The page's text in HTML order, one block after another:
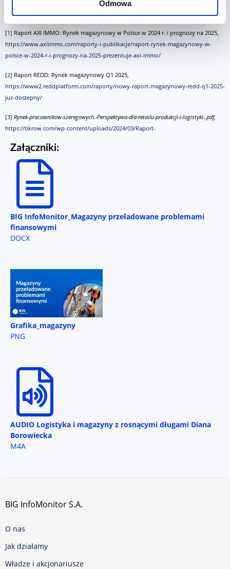
Odmowa
[1] Raport AXI IMMO: Rynek magazynowy w Polsce w 2024 r. i prognozy na 2025,
https://www.axiimmo.com/raporty-i-publikacje/raport-rynek-magazynowy-w-
polsce-w-2024-r-i-prognozy-na-2025-prezentuje-axi-immo/
[2] Raport REDD: Rynek magazynowy Q1 2025,
https://www2.reddplatform.com/raporty/nowy-raport-magazynowy-redd-q1-2025-
juz-dostepny/
[3] Rynek-pracownikow-szeregowych.-Perspektywa-dla-retailu-produkcji-i-logistyki-.pdf,
https://tikrow.com/wp-content/uploads/2024/03/Raport-
Załączniki:
BIG InfoMonitor_Magazyny przeładowane problemami
finansowymi
DOCX
Grafika_magazyny
PNG
AUDIO Logistyka i magazyny z rosnącymi długami Diana
Borowiecka
M4A
BIG InfoMonitor S.A.
O nas
Jak działamy
Władze i akcjonariusze